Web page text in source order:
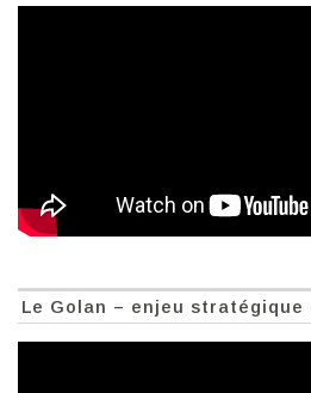
Le Golan – enjeu stratégique